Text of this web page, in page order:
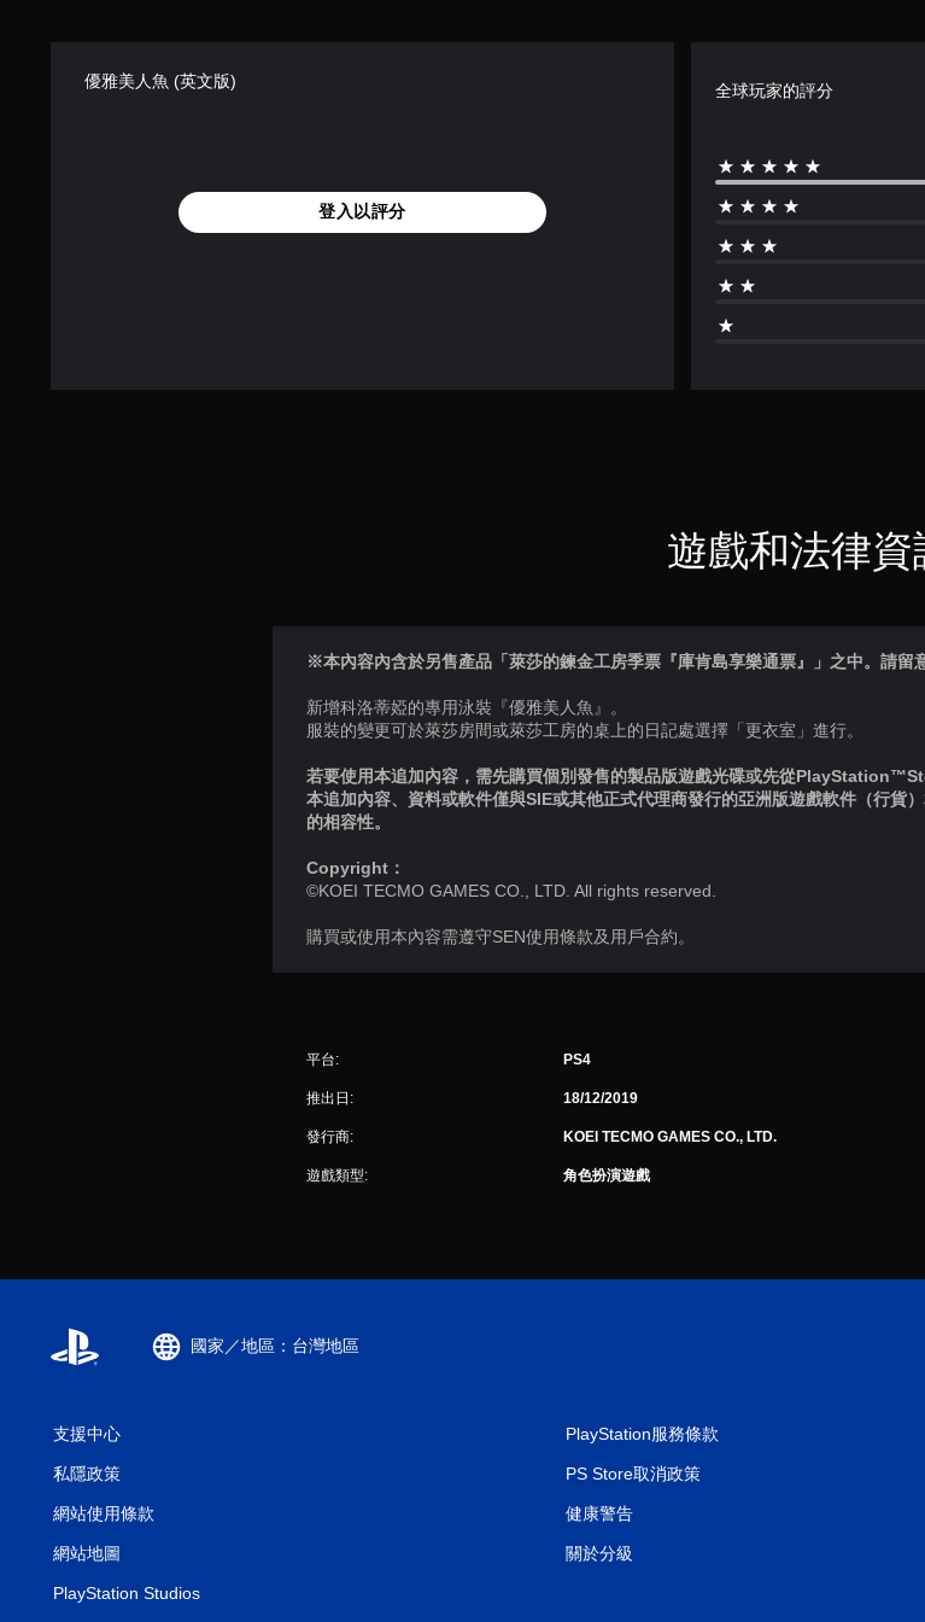
優雅美人魚 (英文版)
登入以評分
全球玩家的評分
遊戲和法律資
※本內容內含於另售產品「萊莎的鍊金工房季票『庫肯島享樂通票』」之中。請留
新增科洛蒂婭的專用泳裝『優雅美人魚』。
服裝的變更可於萊莎房間或萊莎工房的桌上的日記處選擇「更衣室」進行。
若要使用本追加內容，需先購買個別發售的製品版遊戲光碟或先從
本追加內容、資料或軟件僅與SIE或其他正式代理商發行的亞洲版遊戲軟件（行貨
的相容性。
Copyright：
©KOEI TECMO GAMES CO., LTD. All rights reserved.
購買或使用本內容需遵守SEN使用條款及用戶合約。
平台: PS4
推出日: 18/12/2019
發行商: KOEI TECMO GAMES CO., LTD.
遊戲類型: 角色扮演遊戲
國家／地區：台灣地區
支援中心
私隱政策
網站使用條款
網站地圖
PlayStation Studios
PlayStation服務條款
PS Store取消政策
健康警告
關於分級